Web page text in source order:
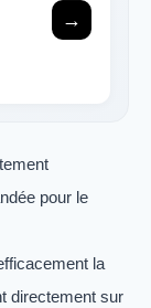
→
pour le
la
directement sur